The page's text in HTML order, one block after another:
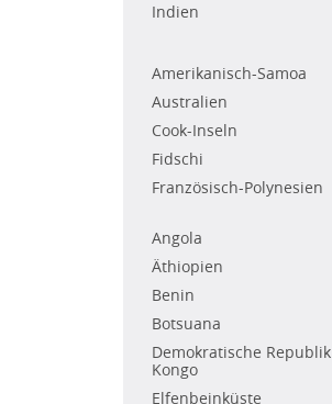
Indien
Amerikanisch-Samoa
Australien
Cook-Inseln
Fidschi
Französisch-Polynesien
Angola
Äthiopien
Benin
Botsuana
Demokratische Republik
Kongo
Elfenbeinküste